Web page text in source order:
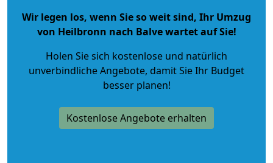
Wir legen los, wenn Sie so weit sind, Ihr Umzug
von Heilbronn nach Balve wartet auf Sie!
Holen Sie sich kostenlose und natürlich
unverbindliche Angebote, damit Sie Ihr Budget
besser planen!
Kostenlose Angebote erhalten